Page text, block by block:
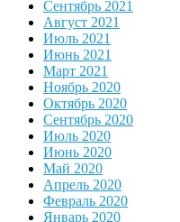
Сентябрь 2021
Август 2021
Июль 2021
Июнь 2021
Март 2021
Ноябрь 2020
Октябрь 2020
Сентябрь 2020
Июль 2020
Июнь 2020
Май 2020
Апрель 2020
Февраль 2020
Январь 2020